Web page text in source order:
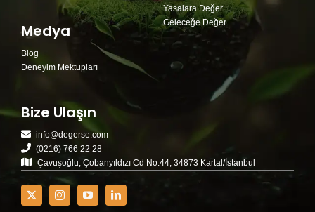
Medya
Blog
Deneyim Mektupları
Yasalara Değer
Geleceğe Değer
Bize Ulaşın
info@degerse.com
(0216) 766 22 28
Çavuşoğlu, Çobanyıldızı Cd No:44, 34873 Kartal/İstanbul